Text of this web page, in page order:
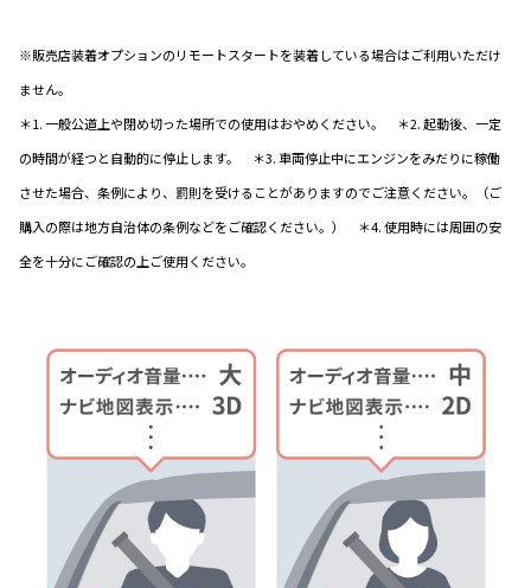
※販売店装着オプションのリモートスタートを装着している場合はご利用いただけ
ません。
＊1. 一般公道上や閉め切った場所での使用はおやめください。 ＊2. 起動後、一定
の時間が経つと自動的に停止します。 ＊3. 車両停止中にエンジンをみだりに稼働
させた場合、条例により、罰則を受けることがありますのでご注意ください。（ご
購入の際は地方自治体の条例などをご確認ください。） ＊4. 使用時には周囲の安
全を十分にご確認の上ご使用ください。